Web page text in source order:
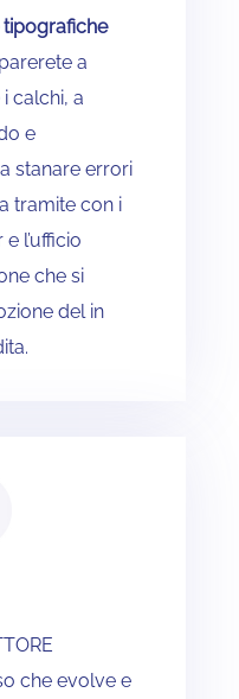
tipografiche
a
calchi, a
e
stanare errori
tramite con i
l’ufficio
che si
del in
che evolve e